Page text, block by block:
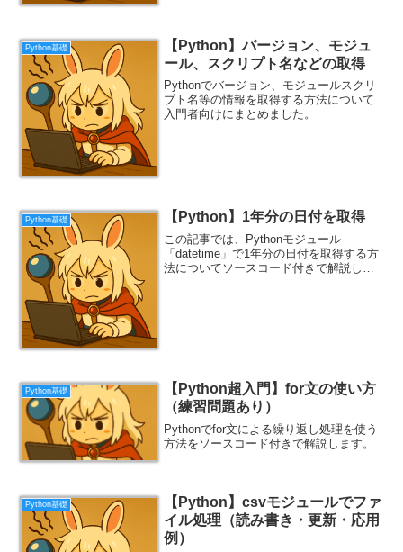
Python基礎
【Python】バージョン、モジュ
ール、スクリプト名などの取得
Pythonでバージョン、モジュールスクリ
プト名等の情報を取得する方法について
入門者向けにまとめました。
Python基礎 【Python】1年分の日付を取得
この記事では、Pythonモジュール
「datetime」で1年分の日付を取得する方
法についてソースコード付きで解説しま
Python基礎
【Python超入門】for文の使い方
（練習問題あり）
Pythonでfor文による繰り返し処理を使う
方法をソースコード付きで解説します。
Python基礎
【Python】csvモジュールでファ
イル処理（読み書き・更新・応用
例）